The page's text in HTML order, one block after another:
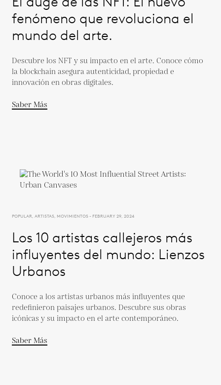
fenómeno que revoluciona el
mundo del arte.
Descubre los NFT y su impacto en el arte. Conoce cómo
la blockchain asegura autenticidad, propiedad e
innovación en obras digitales.
Saber Más
POPULAR, ARTISTAS, MOVIMIENTOS - FEBRUARY 29, 2024
Los 10 artistas callejeros más
influyentes del mundo: Lienzos
Urbanos
Conoce a los artistas urbanos más influyentes que
redefinieron paisajes urbanos. Descubre sus obras
icónicas y su impacto en el arte contemporáneo.
Saber Más